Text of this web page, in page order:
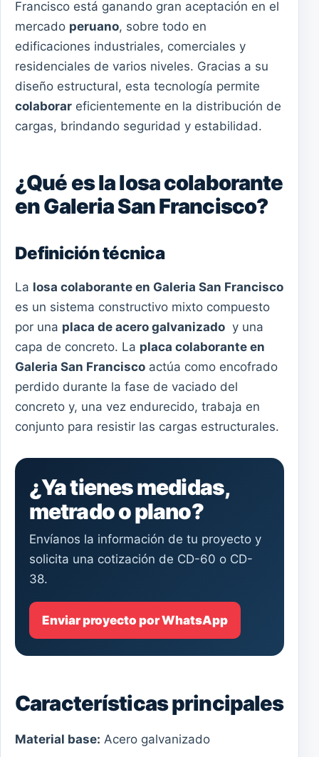
Francisco está ganando gran aceptación en el
mercado peruano, sobre todo en
edificaciones industriales, comerciales y
residenciales de varios niveles. Gracias a su
diseño estructural, esta tecnología permite
colaborar eficientemente en la distribución de
cargas, brindando seguridad y estabilidad.
¿Qué es la losa colaborante
en Galeria San Francisco?
Definición técnica
La losa colaborante en Galeria San Francisco
es un sistema constructivo mixto compuesto
por una placa de acero galvanizado y una
capa de concreto. La placa colaborante en
Galeria San Francisco actúa como encofrado
perdido durante la fase de vaciado del
concreto y, una vez endurecido, trabaja en
conjunto para resistir las cargas estructurales.
¿Ya tienes medidas,
metrado o plano?
Envíanos la información de tu proyecto y
solicita una cotización de CD-60 o CD-
38.
Enviar proyecto por WhatsApp
Características principales
Material base: Acero galvanizado